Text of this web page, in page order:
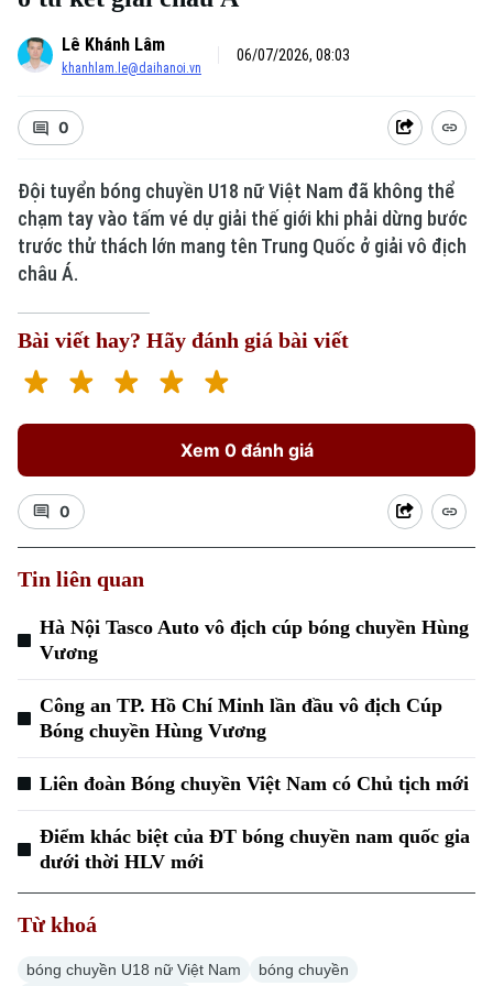
Xu hướng
Thời sự
Lê Khánh Lâm
khanhlam.le@daihanoi.vn
06/07/2026, 08:03
0
Đội tuyển bóng chuyền U18 nữ Việt Nam đã không thể
chạm tay vào tấm vé dự giải thế giới khi phải dừng bước
trước thử thách lớn mang tên Trung Quốc ở giải vô địch
châu Á.
Bài viết hay? Hãy đánh giá bài viết
Xem 0 đánh giá
0
Tin liên quan
Hà Nội Tasco Auto vô địch cúp bóng chuyền Hùng
Vương
Công an TP. Hồ Chí Minh lần đầu vô địch Cúp
Bóng chuyền Hùng Vương
Liên đoàn Bóng chuyền Việt Nam có Chủ tịch mới
Điểm khác biệt của ĐT bóng chuyền nam quốc gia
dưới thời HLV mới
Từ khoá
bóng chuyền U18 nữ Việt Nam
bóng chuyền